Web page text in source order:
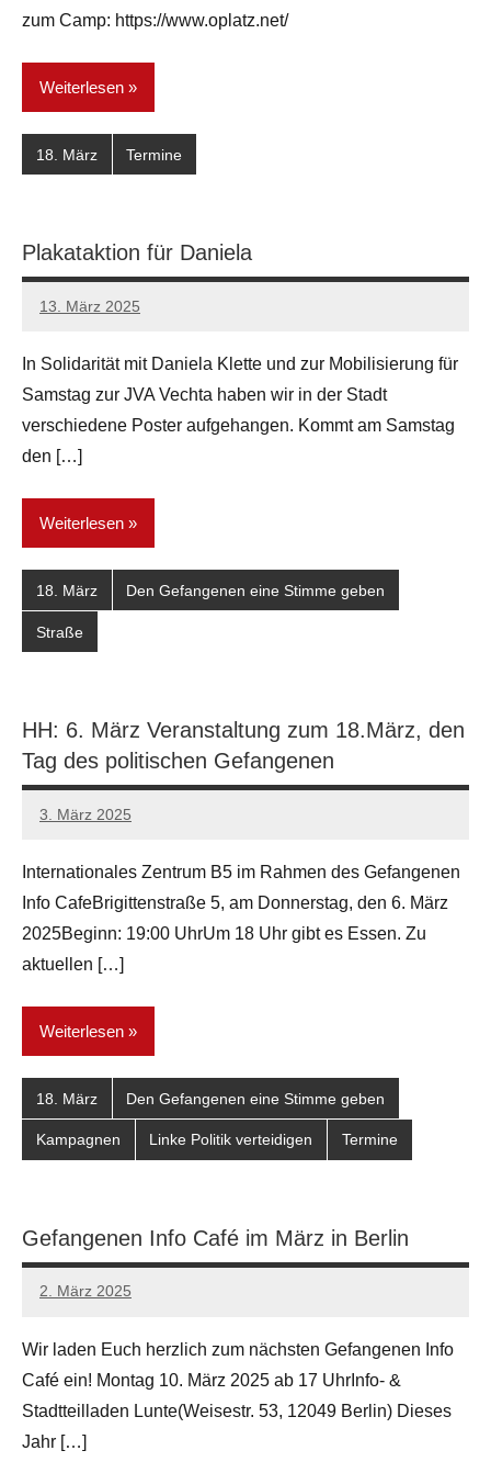
zum Camp: https://www.oplatz.net/
Weiterlesen
18. März Termine
Plakataktion für Daniela
13. März 2025
network
In Solidarität mit Daniela Klette und zur Mobilisierung für
Samstag zur JVA Vechta haben wir in der Stadt
verschiedene Poster aufgehangen. Kommt am Samstag
den […]
Weiterlesen
18. März Den Gefangenen eine Stimme geben
Straße
HH: 6. März Veranstaltung zum 18.März, den
Tag des politischen Gefangenen
3. März 2025
network
Internationales Zentrum B5 im Rahmen des Gefangenen
Info CafeBrigittenstraße 5, am Donnerstag, den 6. März
2025Beginn: 19:00 UhrUm 18 Uhr gibt es Essen. Zu
aktuellen […]
Weiterlesen
18. März Den Gefangenen eine Stimme geben
Kampagnen Linke Politik verteidigen Termine
Gefangenen Info Café im März in Berlin
2. März 2025
network
Wir laden Euch herzlich zum nächsten Gefangenen Info
Café ein! Montag 10. März 2025 ab 17 UhrInfo- &
Stadtteilladen Lunte(Weisestr. 53, 12049 Berlin) Dieses
Jahr […]